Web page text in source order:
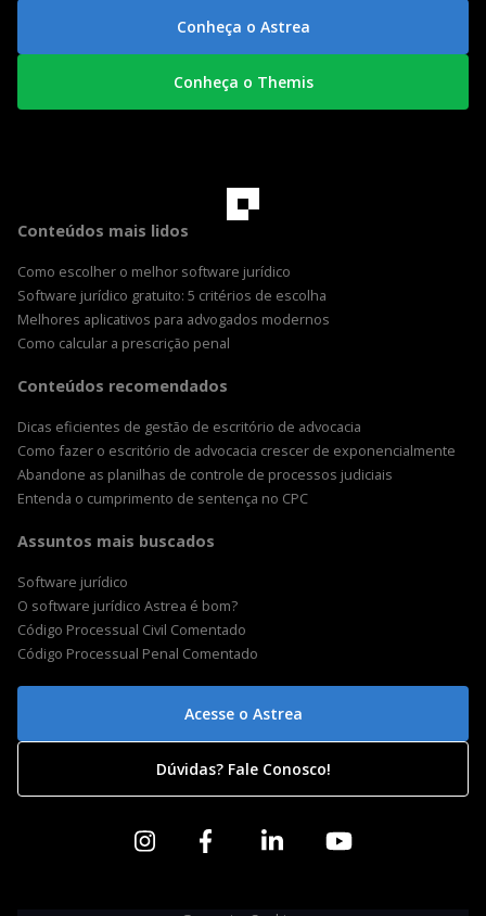
Conheça o Astrea
Conheça o Themis
Conteúdos mais lidos
Como escolher o melhor software jurídico
Software jurídico gratuito: 5 critérios de escolha
Melhores aplicativos para advogados modernos
Como calcular a prescrição penal
Conteúdos recomendados
Dicas eficientes de gestão de escritório de advocacia
Como fazer o escritório de advocacia crescer de exponencialmente
Abandone as planilhas de controle de processos judiciais
Entenda o cumprimento de sentença no CPC
Assuntos mais buscados
Software jurídico
O software jurídico Astrea é bom?
Código Processual Civil Comentado
Código Processual Penal Comentado
Acesse o Astrea
Dúvidas? Fale Conosco!